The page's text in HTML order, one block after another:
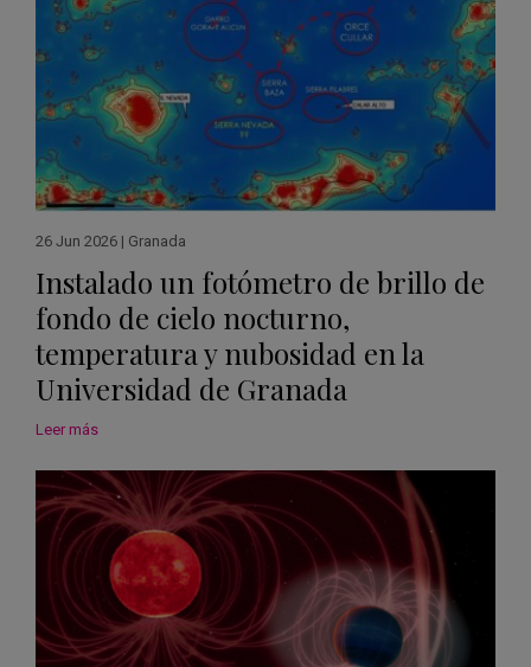
26 Jun 2026 | Granada
Instalado un fotómetro de brillo de
fondo de cielo nocturno,
temperatura y nubosidad en la
Universidad de Granada
Leer más